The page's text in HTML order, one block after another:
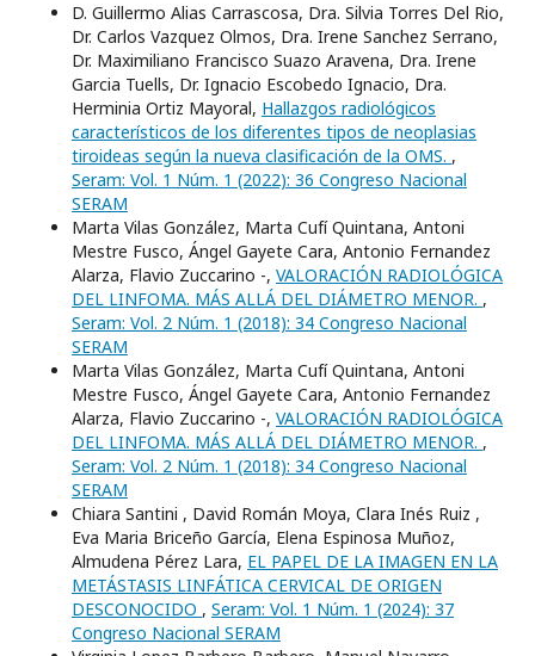
D. Guillermo Alias Carrascosa, Dra. Silvia Torres Del Rio,
Dr. Carlos Vazquez Olmos, Dra. Irene Sanchez Serrano,
Dr. Maximiliano Francisco Suazo Aravena, Dra. Irene
Garcia Tuells, Dr. Ignacio Escobedo Ignacio, Dra.
Herminia Ortiz Mayoral, Hallazgos radiológicos
característicos de los diferentes tipos de neoplasias
tiroideas según la nueva clasificación de la OMS. ,
Seram: Vol. 1 Núm. 1 (2022): 36 Congreso Nacional
SERAM
Marta Vilas González, Marta Cufí Quintana, Antoni
Mestre Fusco, Ángel Gayete Cara, Antonio Fernandez
Alarza, Flavio Zuccarino -, VALORACIÓN RADIOLÓGICA
DEL LINFOMA. MÁS ALLÁ DEL DIÁMETRO MENOR. ,
Seram: Vol. 2 Núm. 1 (2018): 34 Congreso Nacional
SERAM
Marta Vilas González, Marta Cufí Quintana, Antoni
Mestre Fusco, Ángel Gayete Cara, Antonio Fernandez
Alarza, Flavio Zuccarino -, VALORACIÓN RADIOLÓGICA
DEL LINFOMA. MÁS ALLÁ DEL DIÁMETRO MENOR. ,
Seram: Vol. 2 Núm. 1 (2018): 34 Congreso Nacional
SERAM
Chiara Santini , David Román Moya, Clara Inés Ruiz ,
Eva Maria Briceño García, Elena Espinosa Muñoz,
Almudena Pérez Lara, EL PAPEL DE LA IMAGEN EN LA
METÁSTASIS LINFÁTICA CERVICAL DE ORIGEN
DESCONOCIDO , Seram: Vol. 1 Núm. 1 (2024): 37
Congreso Nacional SERAM